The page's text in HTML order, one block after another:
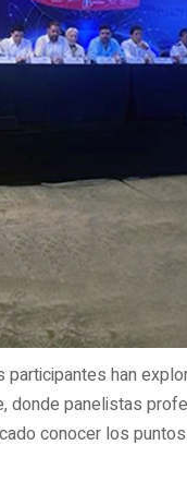
han
panelistas
conocer los